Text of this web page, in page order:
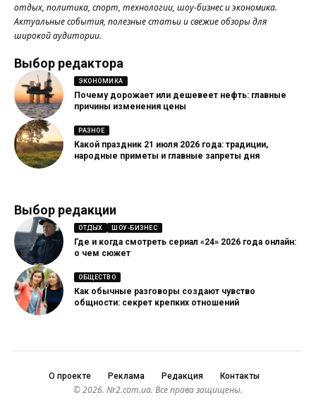
отдых, политика, спорт, технологии, шоу-бизнес и экономика.
Актуальные события, полезные статьи и свежие обзоры для
широкой аудитории.
Выбор редактора
ЭКОНОМИКА
Почему дорожает или дешевеет нефть: главные
причины изменения цены
РАЗНОЕ
Какой праздник 21 июля 2026 года: традиции,
народные приметы и главные запреты дня
Выбор редакции
ОТДЫХ ШОУ-БИЗНЕС
Где и когда смотреть сериал «24» 2026 года онлайн:
о чем сюжет
ОБЩЕСТВО
Как обычные разговоры создают чувство
общности: секрет крепких отношений
О проекте Реклама Редакция Контакты
© 2026. Nr2.com.ua. Все права защищены.